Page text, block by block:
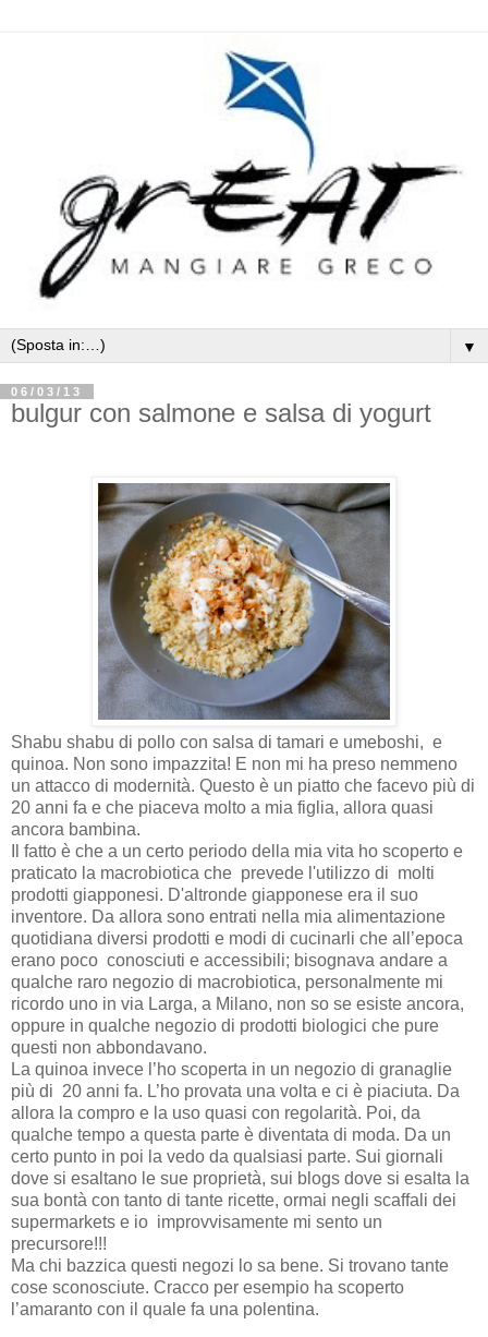
▼
06/03/13
bulgur con salmone e salsa di yogurt
Shabu shabu di pollo con salsa di tamari e umeboshi, e
quinoa. Non sono impazzita! E non mi ha preso nemmeno
un attacco di modernità. Questo è un piatto che facevo più di
20 anni fa e che piaceva molto a mia figlia, allora quasi
ancora bambina.
Il fatto è che a un certo periodo della mia vita ho scoperto e
praticato la macrobiotica che prevede l'utilizzo di molti
prodotti giapponesi. D'altronde giapponese era il suo
inventore. Da allora sono entrati nella mia alimentazione
quotidiana diversi prodotti e modi di cucinarli che all’epoca
erano poco conosciuti e accessibili; bisognava andare a
qualche raro negozio di macrobiotica, personalmente mi
ricordo uno in via Larga, a Milano, non so se esiste ancora,
oppure in qualche negozio di prodotti biologici che pure
questi non abbondavano.
La quinoa invece l’ho scoperta in un negozio di granaglie
più di 20 anni fa. L’ho provata una volta e ci è piaciuta. Da
allora la compro e la uso quasi con regolarità. Poi, da
qualche tempo a questa parte è diventata di moda. Da un
certo punto in poi la vedo da qualsiasi parte. Sui giornali
dove si esaltano le sue proprietà, sui blogs dove si esalta la
sua bontà con tanto di tante ricette, ormai negli scaffali dei
supermarkets e io improvvisamente mi sento un
precursore!!!
Ma chi bazzica questi negozi lo sa bene. Si trovano tante
cose sconosciute. Cracco per esempio ha scoperto
l’amaranto con il quale fa una polentina.